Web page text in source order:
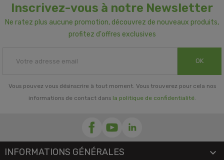
Inscrivez-vous à notre Newsletter
Ne ratez plus aucune promotion, découvrez de nouveaux produits,
profitez d'offres exclusives
OK
Vous pouvez vous désinscrire à tout moment. Vous trouverez pour cela nos
informations de contact dans la politique de confidentialité.
INFORMATIONS GÉNÉRALES 